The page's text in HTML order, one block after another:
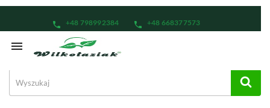
phone +48 798992384 phone +48 668377573
